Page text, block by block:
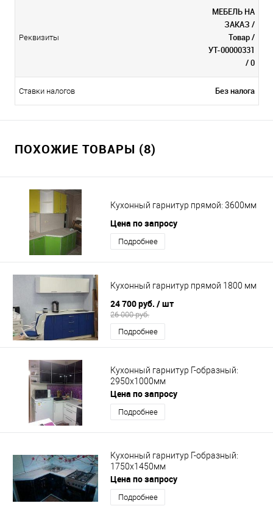
Реквизиты
МЕБЕЛЬ НА
ЗАКАЗ /
Товар /
УТ-00000331
/ 0
Ставки налогов Без налога
ПОХОЖИЕ ТОВАРЫ (8)
Кухонный гарнитур прямой: 3600мм
Цена по запросу
Подробнее
Кухонный гарнитур прямой 1800 мм
24 700 руб. / шт
26 000 руб.
Подробнее
Кухонный гарнитур Г-образный:
2950х1000мм
Цена по запросу
Подробнее
Кухонный гарнитур Г-образный:
1750х1450мм
Цена по запросу
Подробнее